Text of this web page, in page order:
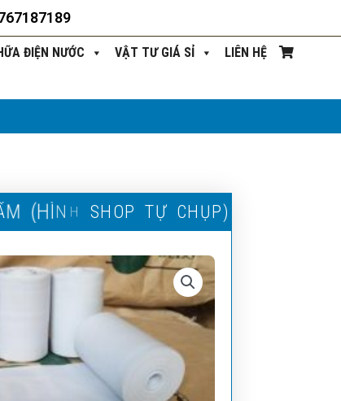
ĐIỆN NƯỚC VẬT TƯ GIÁ SỈ LIÊN HỆ
M (H N H SH OP TỰ CH ỤP)